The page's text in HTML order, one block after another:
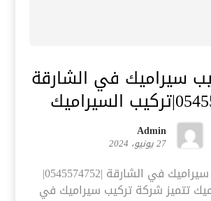
سيراميك في الشارقة
Admin
27 يونيو، 2024
شركة تركيب سيراميك في الشارقة |0545574752|
تتميز شركة تركيب سيراميك في